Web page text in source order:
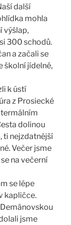
další
mohla
výšlap,
300 schodů.
a začali se
školní jídelně,
k ústí
z Prosiecké
dolinou
ti nejzdatnější
Večer jsme
na večerní
se lépe
kapličce.
jsme